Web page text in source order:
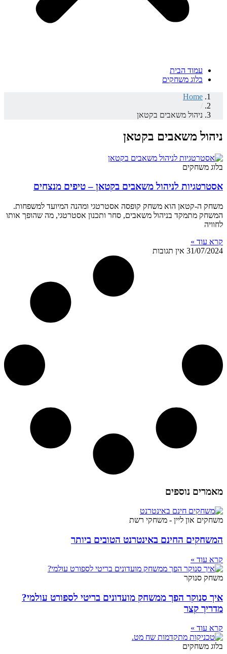
עמוד הבית
בלוג משחקים
Home
/
ניהול משאבים בקטאן
ניהול משאבים בקטאן
בלוג משחקים
אסטרטגיות לניהול משאבים בקטאן – טיפים מנצחים
משחק ה-קטאן הוא משחק קופסה אסטרטגי ומהנה המיועד למשפחות.
המשחק מתמקד בניהול משאבים, סחר ותכנון אסטרטגי, מה שהופך אותו
לחוויה
קרא עוד »
31/07/2024 אין תגובות
מאמרים נוספים
משחקים און ליין - משחקי רשת
המשחקים החינם באינטרנט הטובים ביותר
קרא עוד »
משחק סנוקר
איך סנוקר הפך ממשחק מועדונים בריטי לספורט עולמי?
מדריך קצר
קרא עוד »
בלוג משחקים